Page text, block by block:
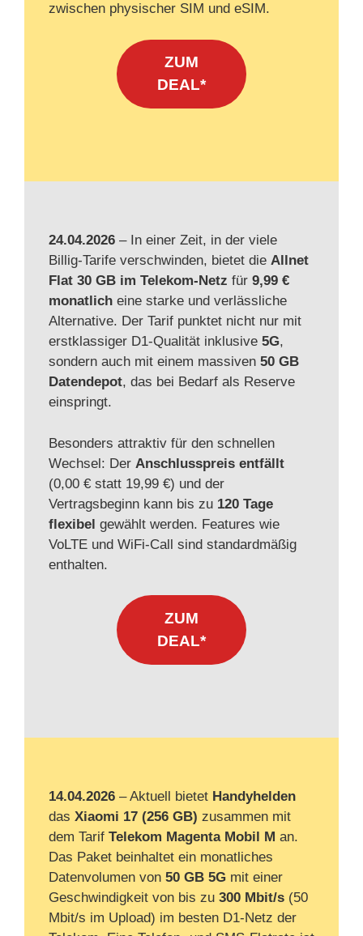
zwischen physischer SIM und eSIM.
ZUM
DEAL*
24.04.2026 – In einer Zeit, in der viele
Billig-Tarife verschwinden, bietet die Allnet
Flat 30 GB im Telekom-Netz für 9,99 €
monatlich eine starke und verlässliche
Alternative. Der Tarif punktet nicht nur mit
erstklassiger D1-Qualität inklusive 5G,
sondern auch mit einem massiven 50 GB
Datendepot, das bei Bedarf als Reserve
einspringt.
Besonders attraktiv für den schnellen
Wechsel: Der Anschlusspreis entfällt
(0,00 € statt 19,99 €) und der
Vertragsbeginn kann bis zu 120 Tage
flexibel gewählt werden. Features wie
VoLTE und WiFi-Call sind standardmäßig
enthalten.
ZUM
DEAL*
14.04.2026 – Aktuell bietet Handyhelden
das Xiaomi 17 (256 GB) zusammen mit
dem Tarif Telekom Magenta Mobil M an.
Das Paket beinhaltet ein monatliches
Datenvolumen von 50 GB 5G mit einer
Geschwindigkeit von bis zu 300 Mbit/s (50
Mbit/s im Upload) im besten D1-Netz der